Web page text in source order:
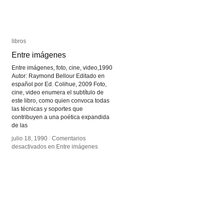
libros
Entre imágenes
Entre imágenes, foto, cine, video,1990
Autor: Raymond Bellour Editado en
español por Ed. Colihue, 2009 Foto,
cine, video enumera el subtítulo de
este libro, como quien convoca todas
las técnicas y soportes que
contribuyen a una poética expandida
de las
julio 18, 1990 / Comentarios
desactivados en Entre imágenes
libros
Entre imágenes
julio 18, 1990 / Comentarios
desactivados en Entre imágenes